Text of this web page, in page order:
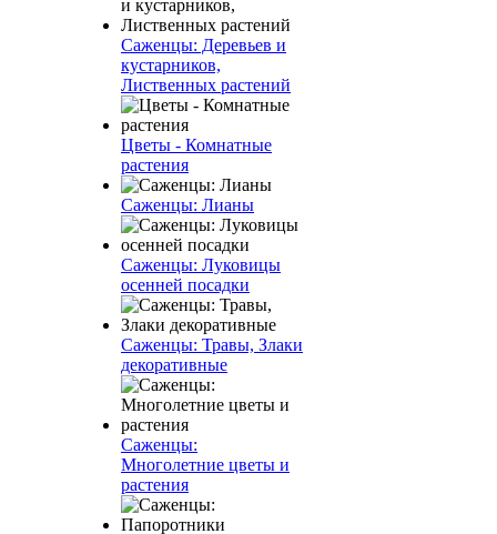
Саженцы: Деревьев и
кустарников,
Лиственных растений
Цветы - Комнатные
растения
Саженцы: Лианы
Саженцы: Луковицы
осенней посадки
Саженцы: Травы, Злаки
декоративные
Саженцы:
Многолетние цветы и
растения